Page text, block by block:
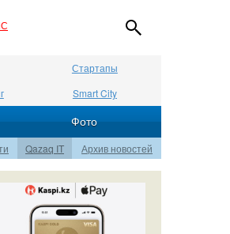
Стартапы
Smart City
Фото
Qazaq IT Архив новостей